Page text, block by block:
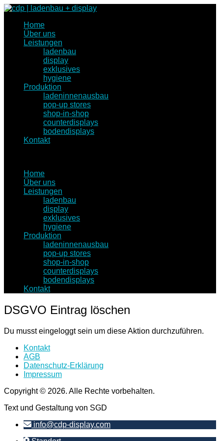
Home
Über uns
Leistungen
ladenbau
display
exklusives
hygiene
Produktion
ladeninnenausbau
pop-up stores
shop-in-shop
counterdisplays
bodendisplays
Kontakt
Home
Über uns
Leistungen
ladenbau
display
exklusives
hygiene
Produktion
ladeninnenausbau
pop-up stores
shop-in-shop
counterdisplays
bodendisplays
Kontakt
DSGVO Eintrag löschen
Du musst eingeloggt sein um diese Aktion durchzuführen.
Kontakt
AGB
Datenschutz-Erklärung
Impressum
Copyright © 2026. Alle Rechte vorbehalten.
Text und Gestaltung von SGD
info@cdp-display.com